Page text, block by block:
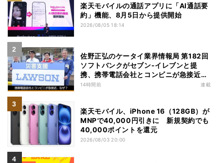
楽天モバイルの通話アプリに「AI通話要
約」機能、8月5日から提供開始
2026/08/05 18:14
佐野正弘のケータイ業界情報局 第182回
ソフトバンクがセブン-イレブンと提
携、携帯電話会社とコンビニが急接近す
る理由は
14時間前 連載
楽天モバイル、iPhone 16（128GB）が
MNPで40,000円引きに 新規契約でも
40,000ポイントを還元
2026/08/03 20:00